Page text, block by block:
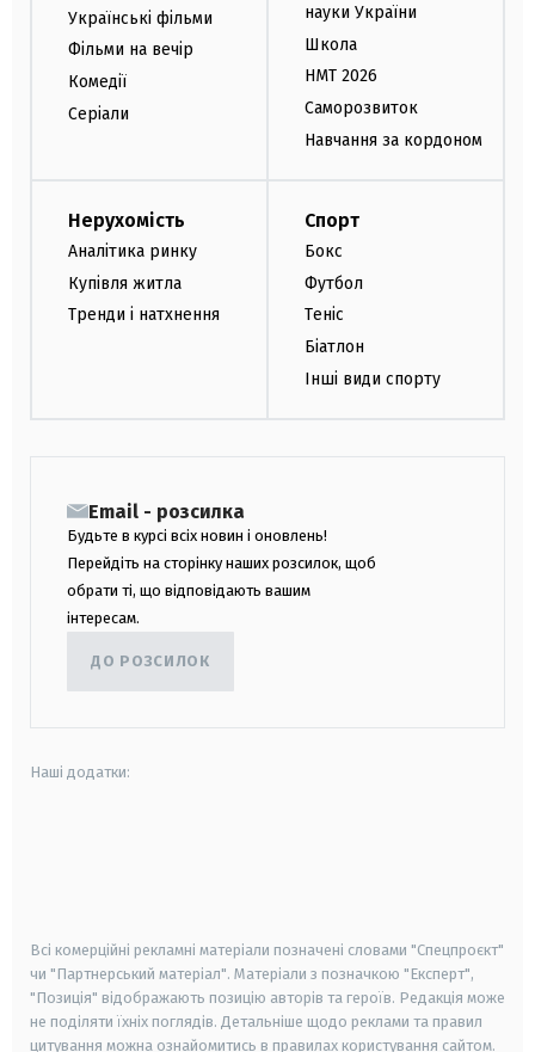
Українські фільми
Фільми на вечір
Комедії
Серіали
науки України
Школа
НМТ 2026
Саморозвиток
Навчання за кордоном
Нерухомість
Аналітика ринку
Купівля житла
Тренди і натхнення
Спорт
Бокс
Футбол
Теніс
Біатлон
Інші види спорту
Email - розсилка
Будьте в курсі всіх новин і оновлень!
Перейдіть на сторінку наших розсилок, щоб
обрати ті, що відповідають вашим
інтересам.
ДО РОЗСИЛОК
Наші додатки:
Всі комерційні рекламні матеріали позначені словами "Спецпроєкт"
чи "Партнерський матеріал". Матеріали з позначкою "Експерт",
"Позиція" відображають позицію авторів та героїв. Редакція може
не поділяти їхніх поглядів. Детальніше щодо реклами та правил
цитування можна ознайомитись в правилах користування сайтом.